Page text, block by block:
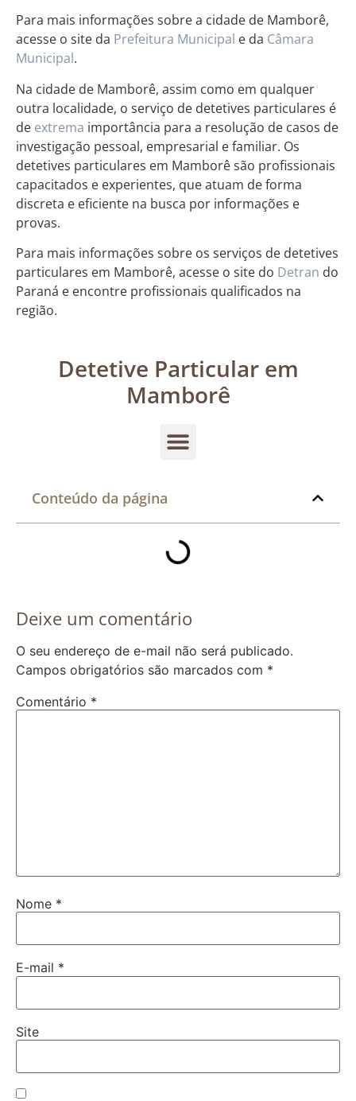
Para mais informações sobre a cidade de Mamborê,
acesse o site da Prefeitura Municipal e da Câmara
Municipal.
Na cidade de Mamborê, assim como em qualquer
outra localidade, o serviço de detetives particulares é
de extrema importância para a resolução de casos de
investigação pessoal, empresarial e familiar. Os
detetives particulares em Mamborê são profissionais
capacitados e experientes, que atuam de forma
discreta e eficiente na busca por informações e
provas.
Para mais informações sobre os serviços de detetives
particulares em Mamborê, acesse o site do Detran do
Paraná e encontre profissionais qualificados na
região.
Detetive Particular em
Mamborê
Conteúdo da página
Deixe um comentário
O seu endereço de e-mail não será publicado.
Campos obrigatórios são marcados com *
Comentário *
Nome *
E-mail *
Site